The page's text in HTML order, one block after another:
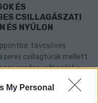
My Personal
ÉS
CSILLAGÁSZATI
ÉS NYÚLON
távcsöves
csillagtúrák mellett
napfogyatkozást is